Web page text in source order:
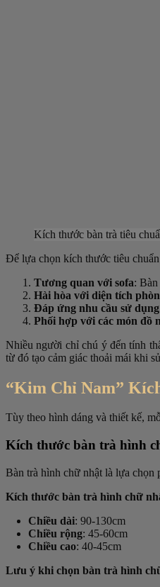
Kích thước bàn trà tiêu
Để lựa chọn kích thước tiêu
Tương quan với sofa:
Hài hòa với diện tích
Đáp ứng nhu cầu sử dụng
Phối hợp với các món đồ
Nhiều người chỉ chú ý đến tính
từ đó tạo cảm giác thoải mái khi
“Kim Chỉ Nam”
Tùy theo hình dáng và thiết kế,
Kích thước bàn trà hình
Bàn trà hình chữ nhật là lựa chọn
Kích thước bàn trà hình chữ
Chiều dài: 90-130cm
Chiều rộng: 45-60cm
Chiều cao: 40-45cm
Lưu ý khi chọn bàn trà hình